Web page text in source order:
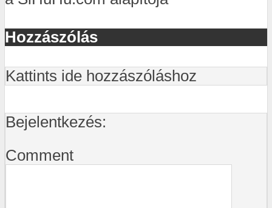
Hozzászólás
Kattints ide hozzászóláshoz
Bejelentkezés:
Comment